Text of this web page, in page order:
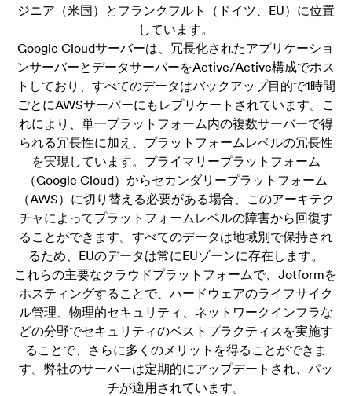
ジニア（米国）とフランクフルト（ドイツ、EU）に位置
しています。
Google Cloudサーバーは、冗長化されたアプリケーショ
ンサーバーとデータサーバーをActive/Active構成でホス
トしており、すべてのデータはバックアップ目的で1時間
ごとにAWSサーバーにもレプリケートされています。こ
れにより、単一プラットフォーム内の複数サーバーで得
られる冗長性に加え、プラットフォームレベルの冗長性
を実現しています。プライマリープラットフォーム
（Google Cloud）からセカンダリープラットフォーム
（AWS）に切り替える必要がある場合、このアーキテク
チャによってプラットフォームレベルの障害から回復す
ることができます。すべてのデータは地域別で保持され
るため、EUのデータは常にEUゾーンに存在します。
これらの主要なクラウドプラットフォームで、Jotformを
ホスティングすることで、ハードウェアのライフサイク
ル管理、物理的セキュリティ、ネットワークインフラな
どの分野でセキュリティのベストプラクティスを実施す
ることで、さらに多くのメリットを得ることができま
す。弊社のサーバーは定期的にアップデートされ、パッ
チが適用されています。